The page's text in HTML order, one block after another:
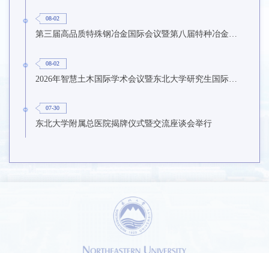
08-02
第三届高品质特殊钢冶金国际会议暨第八届特种冶金技术学术会议在东北大学召开
08-02
2026年智慧土木国际学术会议暨东北大学研究生国际暑期学校第九期在东北大学召开
07-30
东北大学附属总医院揭牌仪式暨交流座谈会举行